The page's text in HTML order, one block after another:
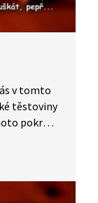
v tomto
těstoviny
pokrmu